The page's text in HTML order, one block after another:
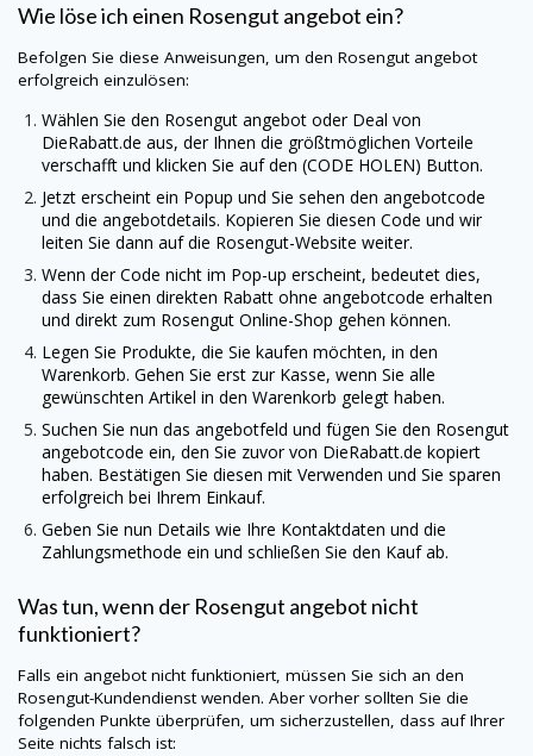
Wie löse ich einen Rosengut angebot ein?
Befolgen Sie diese Anweisungen, um den Rosengut angebot
erfolgreich einzulösen:
Wählen Sie den Rosengut angebot oder Deal von
DieRabatt.de aus, der Ihnen die größtmöglichen Vorteile
verschafft und klicken Sie auf den (CODE HOLEN) Button.
Jetzt erscheint ein Popup und Sie sehen den angebotcode
und die angebotdetails. Kopieren Sie diesen Code und wir
leiten Sie dann auf die Rosengut-Website weiter.
Wenn der Code nicht im Pop-up erscheint, bedeutet dies,
dass Sie einen direkten Rabatt ohne angebotcode erhalten
und direkt zum Rosengut Online-Shop gehen können.
Legen Sie Produkte, die Sie kaufen möchten, in den
Warenkorb. Gehen Sie erst zur Kasse, wenn Sie alle
gewünschten Artikel in den Warenkorb gelegt haben.
Suchen Sie nun das angebotfeld und fügen Sie den Rosengut
angebotcode ein, den Sie zuvor von DieRabatt.de kopiert
haben. Bestätigen Sie diesen mit Verwenden und Sie sparen
erfolgreich bei Ihrem Einkauf.
Geben Sie nun Details wie Ihre Kontaktdaten und die
Zahlungsmethode ein und schließen Sie den Kauf ab.
Was tun, wenn der Rosengut angebot nicht
funktioniert?
Falls ein angebot nicht funktioniert, müssen Sie sich an den
Rosengut-Kundendienst wenden. Aber vorher sollten Sie die
folgenden Punkte überprüfen, um sicherzustellen, dass auf Ihrer
Seite nichts falsch ist: